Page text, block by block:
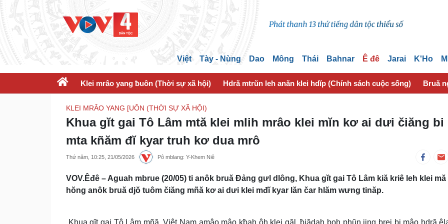
Việt Tày - Nùng Dao Mông Thái Bahnar Ê đê Jarai K'Ho
Klei mrâo yang ƀuôn (Thời sự xã hội) Hdră mtrŭn leh anăn klei hdĭp (Chính sách cuộc sống) Bruă
KLEI MRÂO YANG [UÔN (THỜI SỰ XÃ HỘI)
Khua gĭt gai Tô Lâm mtă klei mlih mrâo klei mĭn kơ ai dưi čiăng bi
mta kñăm đĭ kyar truh kơ dua mrô
Thứ năm, 10:25, 21/05/2026 Pô mblang: Y-Khem Niê
VOV.Êđê – Aguah mbrue (20/05) ti anôk bruă Đảng gưl dlông, Khua gĭt gai Tô Lâm kiă kriê leh klei mă
hŏng anôk bruă djŏ tuôm čiăng mñă kơ ai dưi klei mđĭ kyar lăn čar hlăm wưng tinăp.